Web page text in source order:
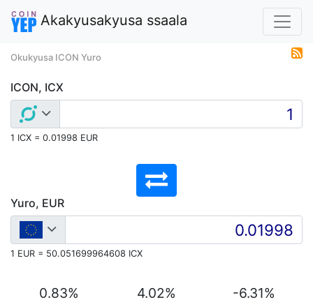
Akakyusakyusa ssaala
Okukyusa ICON Yuro
ICON, ICX
1 ICX = 0.01998 EUR
Yuro, EUR
1 EUR = 50.051699964608 ICX
0.83% 4.02% -6.31%